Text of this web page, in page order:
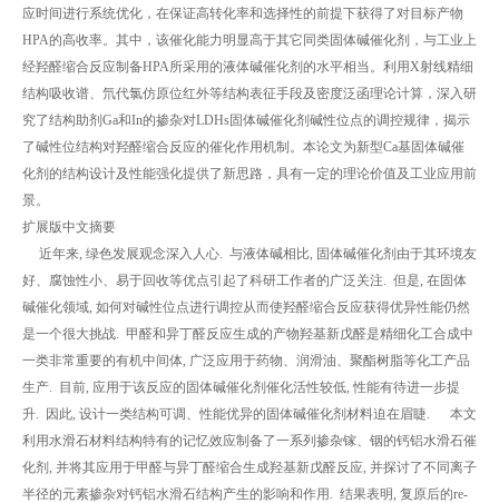
应时间进行系统优化，在保证高转化率和选择性的前提下获得了对目标产物
HPA的高收率。其中，该催化能力明显高于其它同类固体碱催化剂，与工业上
经羟醛缩合反应制备HPA所采用的液体碱催化剂的水平相当。利用X射线精细
结构吸收谱、氘代氯仿原位红外等结构表征手段及密度泛函理论计算，深入研
究了结构助剂Ga和In的掺杂对LDHs固体碱催化剂碱性位点的调控规律，揭示
了碱性位结构对羟醛缩合反应的催化作用机制。本论文为新型Ca基固体碱催
化剂的结构设计及性能强化提供了新思路，具有一定的理论价值及工业应用前
景。
扩展版中文摘要
近年来, 绿色发展观念深入人心. 与液体碱相比, 固体碱催化剂由于其环境友
好、腐蚀性小、易于回收等优点引起了科研工作者的广泛关注. 但是, 在固体
碱催化领域, 如何对碱性位点进行调控从而使羟醛缩合反应获得优异性能仍然
是一个很大挑战. 甲醛和异丁醛反应生成的产物羟基新戊醛是精细化工合成中
一类非常重要的有机中间体, 广泛应用于药物、润滑油、聚酯树脂等化工产品
生产. 目前, 应用于该反应的固体碱催化剂催化活性较低, 性能有待进一步提
升. 因此, 设计一类结构可调、性能优异的固体碱催化剂材料迫在眉睫. 本文
利用水滑石材料结构特有的记忆效应制备了一系列掺杂镓、铟的钙铝水滑石催
化剂, 并将其应用于甲醛与异丁醛缩合生成羟基新戊醛反应, 并探讨了不同离子
半径的元素掺杂对钙铝水滑石结构产生的影响和作用. 结果表明, 复原后的re-